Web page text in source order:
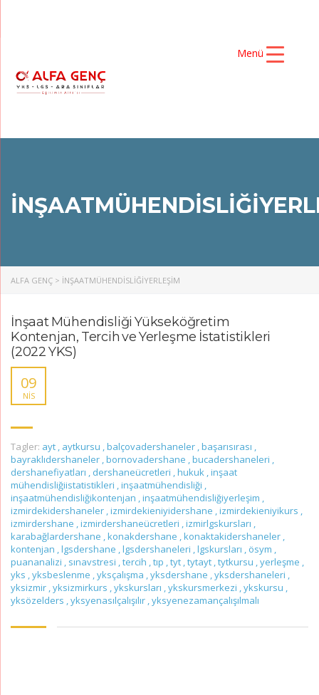
Menü
ALFA GENÇ > INŞAATMÜHENDISLIĞIYERLEŞIM
İnşaat Mühendisliği Yükseköğretim
Kontenjan, Tercih ve Yerleşme İstatistikleri
(2022 YKS)
09
NIS
Tagler: ayt , aytkursu ,balçovadershaneler ,başarısırası ,
bayraklıdershaneler ,bornovadershane ,bucadershaneleri ,
dershanefiyatları , dershaneücretleri ,hukuk ,inşaat
mühendisliğiistatistikleri ,inşaatmühendisliği ,
inşaatmühendisliğikontenjan ,inşaatmühendisliğiyerleşim ,
izmirdekidershaneler ,izmirdekieniyidershane ,izmirdekieniyikurs ,
izmirdershane ,izmirdershaneücretleri ,izmirlgskursları ,
karabağlardershane ,konakdershane ,konaktakidershaneler ,
kontenjan ,lgsdershane ,lgsdershaneleri ,lgskursları , ösym ,
puananalizi , sınavstresi ,tercih ,tıp ,tyt ,tytayt ,tytkursu ,yerleşme ,
yks ,yksbeslenme ,yksçalışma ,yksdershane ,yksdershaneleri ,
yksizmir ,yksizmirkurs ,ykskursları ,ykskursmerkezi ,ykskursu ,
yksözelders ,yksyenasılçalışılır ,yksyenezamançalışılmalı